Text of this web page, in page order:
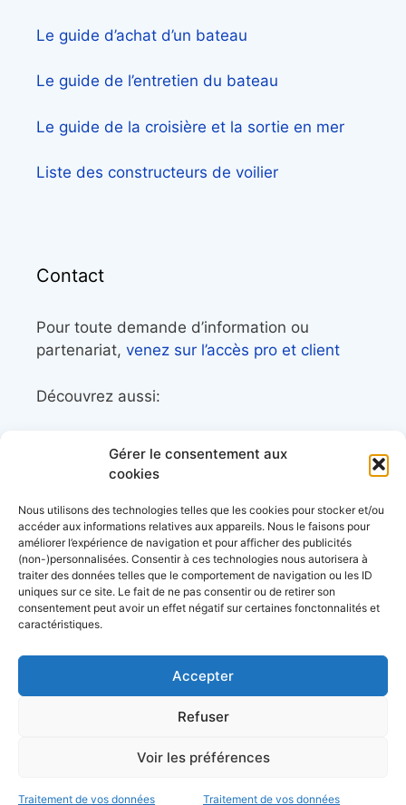
Gérer le consentement aux
cookies
Nous utilisons des technologies telles que les cookies pour stocker et/ou
accéder aux informations relatives aux appareils. Nous le faisons pour
améliorer l’expérience de navigation et pour afficher des publicités
(non-)personnalisées. Consentir à ces technologies nous autorisera à
traiter des données telles que le comportement de navigation ou les ID
uniques sur ce site. Le fait de ne pas consentir ou de retirer son
consentement peut avoir un effet négatif sur certaines fonctonnalités et
caractéristiques.
Accepter
Refuser
Voir les préférences
Traitement de vos données Traitement de vos données
Le guide d’achat d’un bateau
Le guide de l’entretien du bateau
Le guide de la croisière et la sortie en mer
Liste des constructeurs de voilier
Contact
Pour toute demande d’information ou
partenariat, venez sur l’accès pro et client
Découvrez aussi:
librairie maritime
le trek et le raid nautique
BoatingAds, le site d’annonces bateaux
européen
données personnelles
conditions générales
Envie de bons plans?
plaisanciers et d’actu?
C’est par ici